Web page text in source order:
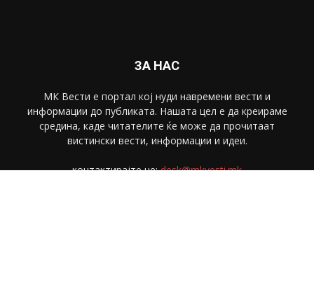
ЗА НАС
МК Вести е портал коj нуди навремени вести и
информации до публиката. Нашата цел е да креираме
средина, каде читателите ќе може да прочитаат
вистински вести, информации и идеи.
контактирајте не:desk@mkvesti.mk